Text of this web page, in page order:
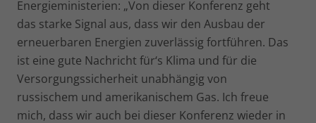
Energieministerien: „Von dieser Konferenz geht
das starke Signal aus, dass wir den Ausbau der
erneuerbaren Energien zuver­lässig fortführen. Das
ist eine gute Nachricht für‘s Klima und für die
Versorgungssicherheit unabhängig von
russischem und amerika­nischem Gas. Ich freue
mich, dass wir auch bei dieser Konferenz wieder in